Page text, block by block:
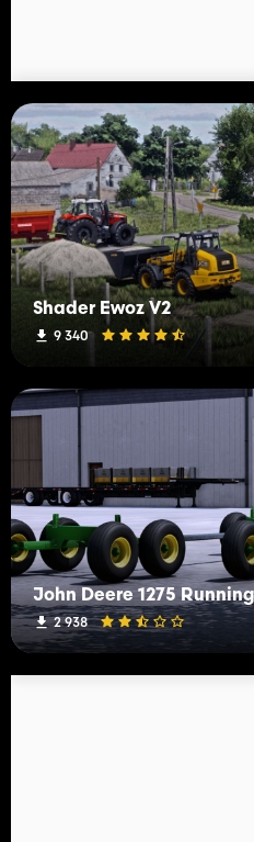
Shader Ewoz V2
9 340
John Deere 1275
2 938